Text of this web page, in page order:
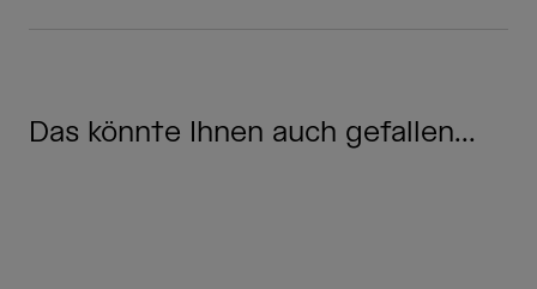
Das könnte Ihnen auch gefallen...